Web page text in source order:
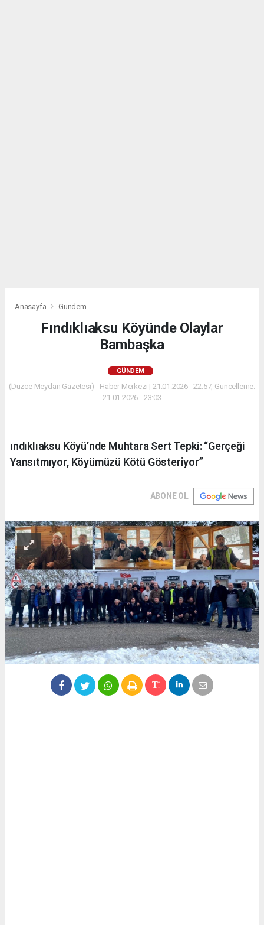
Anasayfa Gündem
Fındıklıaksu Köyünde Olaylar
Bambaşka
GÜNDEM
(Düzce Meydan Gazetesi) - Haber Merkezi | 21.01.2026 - 22:57, Güncelleme:
21.01.2026 - 23:03
ındıklıaksu Köyü’nde Muhtara Sert Tepki: “Gerçeği
Yansıtmıyor, Köyümüzü Kötü Gösteriyor”
ABONE OL